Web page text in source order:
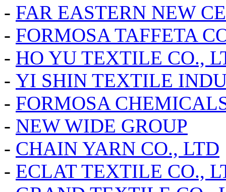
- FAR EASTERN NEW
- FORMOSA TAFFETA
- HO YU TEXTILE CO.,
- YI SHIN TEXTILE
- FORMOSA
- NEW WIDE GROUP
- CHAIN YARN CO., LTD
- ECLAT TEXTILE CO.,